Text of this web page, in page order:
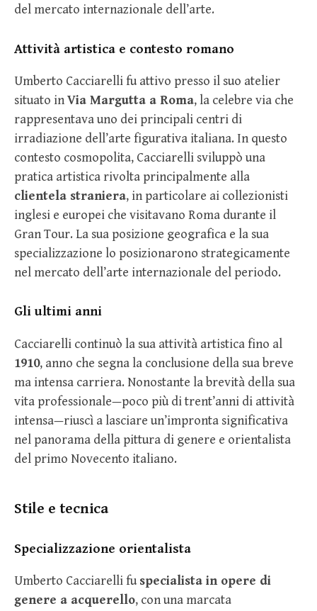
del mercato internazionale dell’arte.
Attività artistica e contesto romano
Umberto Cacciarelli fu attivo presso il suo atelier
situato inVia Margutta a Roma, la celebre via che
rappresentava uno dei principali centri di
irradiazione dell’arte figurativa italiana. In questo
contesto cosmopolita, Cacciarelli sviluppò una
pratica artistica rivolta principalmente alla
clientela straniera, in particolare ai collezionisti
inglesi e europei che visitavano Roma durante il
Gran Tour. La sua posizione geografica e la sua
specializzazione lo posizionarono strategicamente
nel mercato dell’arte internazionale del periodo.
Gli ultimi anni
Cacciarelli continuò la sua attività artistica fino al
1910, anno che segna la conclusione della sua breve
ma intensa carriera. Nonostante la brevità della sua
vita professionale—poco più di trent’anni di attività
intensa—riuscì a lasciare un’impronta significativa
nel panorama della pittura di genere e orientalista
del primo Novecento italiano.
Stile e tecnica
Specializzazione orientalista
Umberto Cacciarelli fuspecialista in opere di
genere a acquerello, con una marcata